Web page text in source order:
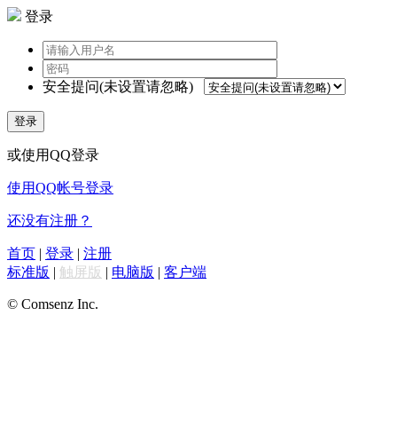
登录
安全提问(未设置请忽略)
登录
或使用QQ登录
使用QQ帐号登录
还没有注册？
首页 | 登录 | 注册
标准版 | 触屏版 | 电脑版 | 客户端
© Comsenz Inc.